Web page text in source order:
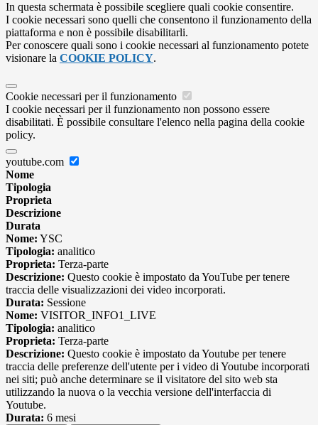
In questa schermata è possibile scegliere quali cookie consentire.
I cookie necessari sono quelli che consentono il funzionamento della
piattaforma e non è possibile disabilitarli.
Per conoscere quali sono i cookie necessari al funzionamento potete
visionare la COOKIE POLICY.
Cookie necessari per il funzionamento
I cookie necessari per il funzionamento non possono essere
disabilitati. È possibile consultare l'elenco nella pagina della cookie
policy.
youtube.com
Nome
Tipologia
Proprieta
Descrizione
Durata
Nome: YSC
Tipologia: analitico
Proprieta: Terza-parte
Descrizione: Questo cookie è impostato da YouTube per tenere
traccia delle visualizzazioni dei video incorporati.
Durata: Sessione
Nome: VISITOR_INFO1_LIVE
Tipologia: analitico
Proprieta: Terza-parte
Descrizione: Questo cookie è impostato da Youtube per tenere
traccia delle preferenze dell'utente per i video di Youtube incorporati
nei siti; può anche determinare se il visitatore del sito web sta
utilizzando la nuova o la vecchia versione dell'interfaccia di
Youtube.
Durata: 6 mesi